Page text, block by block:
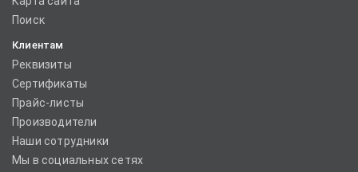
Поиск
Клиентам
Реквизиты
Сертификаты
Прайс-листы
Производители
Наши сотрудники
Мы в социальных сетях